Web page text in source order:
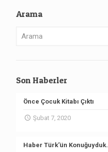
Arama
Son Haberler
Önce Çocuk Kitabı Çıktı
Şubat 7, 2020
Haber Türk’ün Konuğuyduk.